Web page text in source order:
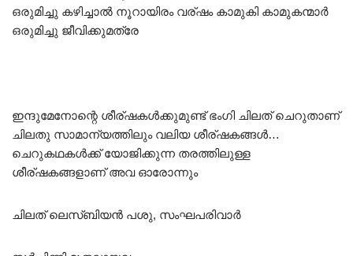
ഒരുമിച്ചു കഴിച്ചാൽ നൂറായിരം വര്ഷം കാമുകി കാമുകന്മാർ
ഒരുമിച്ചു ജീവിക്കുമത്രേ
ഇന്ദുമേനോന്റെ ശീര്ഷകൾക്കുമുണ്ട് ഭംഗി ചിലത് ചെറുതാണ്
ചിലതു സാമാന്യത്തിലും വലിയ ശീര്ഷകങ്ങൾ…
ചെറുകഥകൾക്ക് യോജിക്കുന്ന തരത്തിലുള്ള
ശീര്ഷകങ്ങളാണ് അവ ഓരോന്നും
ചിലത് ലെസ്ബിയൻ പശു, സംഘപരിവാർ